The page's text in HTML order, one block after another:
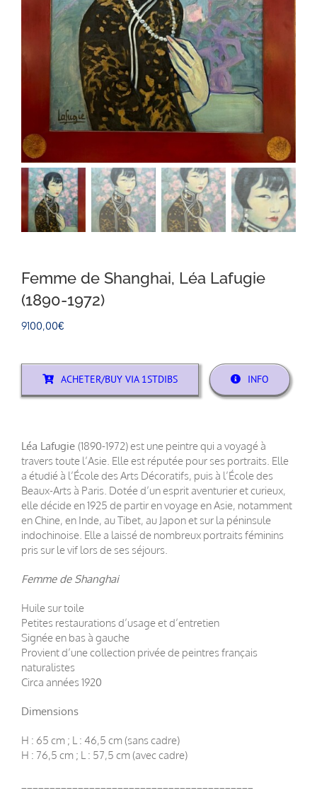
Femme de Shanghai, Léa Lafugie
(1890-1972)
9100,00€
ACHETER/BUY VIA 1STDIBS INFO
Léa Lafugie (1890-1972) est une peintre qui a voyagé à
travers toute l’Asie. Elle est réputée pour ses portraits. Elle
a étudié à l’École des Arts Décoratifs, puis à l’École des
Beaux-Arts à Paris. Dotée d’un esprit aventurier et curieux,
elle décide en 1925 de partir en voyage en Asie, notamment
en Chine, en Inde, au Tibet, au Japon et sur la péninsule
indochinoise. Elle a laissé de nombreux portraits féminins
pris sur le vif lors de ses séjours.
Femme de Shanghai
Huile sur toile
Petites restaurations d’usage et d’entretien
Signée en bas à gauche
Provient d’une collection privée de peintres français
naturalistes
Circa années 1920
Dimensions
H : 65 cm ; L : 46,5 cm (sans cadre)
H : 76,5 cm ; L : 57,5 cm (avec cadre)